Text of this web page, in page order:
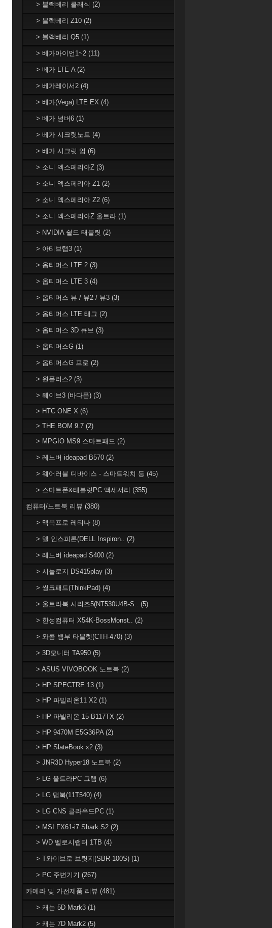
> 블랙베리 클래식 (2)
> 블랙베리 Z10 (2)
> 블랙베리 Q5 (1)
> 베가아이언1~2 (11)
> 베가 LTE-A (2)
> 베가레이서2 (4)
> 베가(Vega) LTE EX (4)
> 베가 넘버6 (1)
> 베가 시크릿노트 (4)
> 베가 시크릿 업 (6)
> 소니 엑스페리아Z (3)
> 소니 엑스페리아 Z1 (2)
> 소니 엑스페리아 Z2 (6)
> 소니 엑스페리아Z 울트라 (1)
> NVIDIA 쉴드 태블릿 (2)
> 아티브탭3 (1)
> 옵티머스 LTE 2 (3)
> 옵티머스 LTE 3 (4)
> 옵티머스 뷰 / 뷰2 / 뷰3 (3)
> 옵티머스 LTE 태그 (2)
> 옵티머스 3D 큐브 (3)
> 옵티머스G (1)
> 옵티머스G 프로 (2)
> 원플러스2 (3)
> 웨이브3 (바다폰) (3)
> HTC ONE X (6)
> THE BOM 9.7 (2)
> MPGIO MS9 스마트패드 (2)
> 레노버 ideapad B570 (2)
> 웨어러블 디바이스 - 스마트워치 등 (45)
> 스마트폰&태블릿PC 액세서리 (355)
컴퓨터/노트북 리뷰 (380)
> 맥북프로 레티나 (8)
> 델 인스피론(DELL Inspiron.. (2)
> 레노버 ideapad S400 (2)
> 시놀로지 DS415play (3)
> 씽크패드(ThinkPad) (4)
> 울트라북 시리즈5(NT530U4B-S.. (5)
> 한성컴퓨터 X54K-BossMonst.. (2)
> 와콤 뱀부 타블렛(CTH-470) (3)
> 3D모니터 TA950 (5)
> ASUS VIVOBOOK 노트북 (2)
> HP SPECTRE 13 (1)
> HP 파빌리온11 X2 (1)
> HP 파빌리온 15-B117TX (2)
> HP 9470M E5G36PA (2)
> HP SlateBook x2 (3)
> JNR3D Hyper18 노트북 (2)
> LG 울트라PC 그램 (6)
> LG 탭북(11T540) (4)
> LG CNS 클라우드PC (1)
> MSI FX61-i7 Shark S2 (2)
> WD 벨로시랩터 1TB (4)
> T와이브로 브릿지(SBR-100S) (1)
> PC 주변기기 (267)
카메라 및 가전제품 리뷰 (481)
> 캐논 5D Mark3 (1)
> 캐논 7D Mark2 (5)